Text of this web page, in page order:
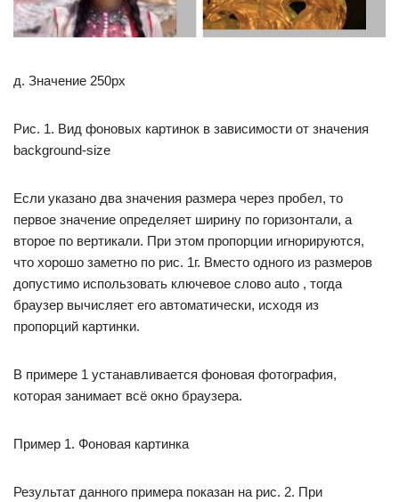
д. Значение 250px
Рис. 1. Вид фоновых картинок в зависимости от значения
background-size
Если указано два значения размера через пробел, то
первое значение определяет ширину по горизонтали, а
второе по вертикали. При этом пропорции игнорируются,
что хорошо заметно по рис. 1г. Вместо одного из размеров
допустимо использовать ключевое слово auto , тогда
браузер вычисляет его автоматически, исходя из
пропорций картинки.
В примере 1 устанавливается фоновая фотография,
которая занимает всё окно браузера.
Пример 1. Фоновая картинка
Результат данного примера показан на рис. 2. При